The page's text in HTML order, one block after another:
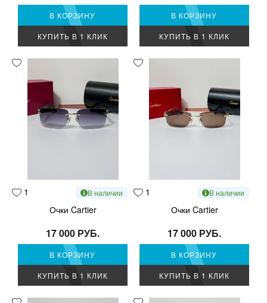
В КОРЗИНУ
КУПИТЬ В 1 КЛИК
В КОРЗИНУ
КУПИТЬ В 1 КЛИК
1 В наличии
Очки Cartier
17 000 РУБ.
В КОРЗИНУ
КУПИТЬ В 1 КЛИК
1 В наличии
Очки Cartier
17 000 РУБ.
В КОРЗИНУ
КУПИТЬ В 1 КЛИК